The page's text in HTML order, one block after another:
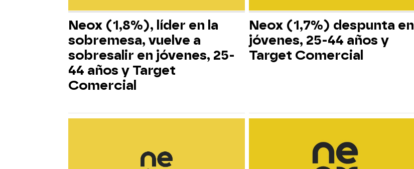
Neox (1,8%), líder en la
sobremesa, vuelve a
sobresalir en jóvenes, 25-
44 años y Target
Comercial
Neox (1,7%) despunta en
jóvenes, 25-44 años y
Target Comercial